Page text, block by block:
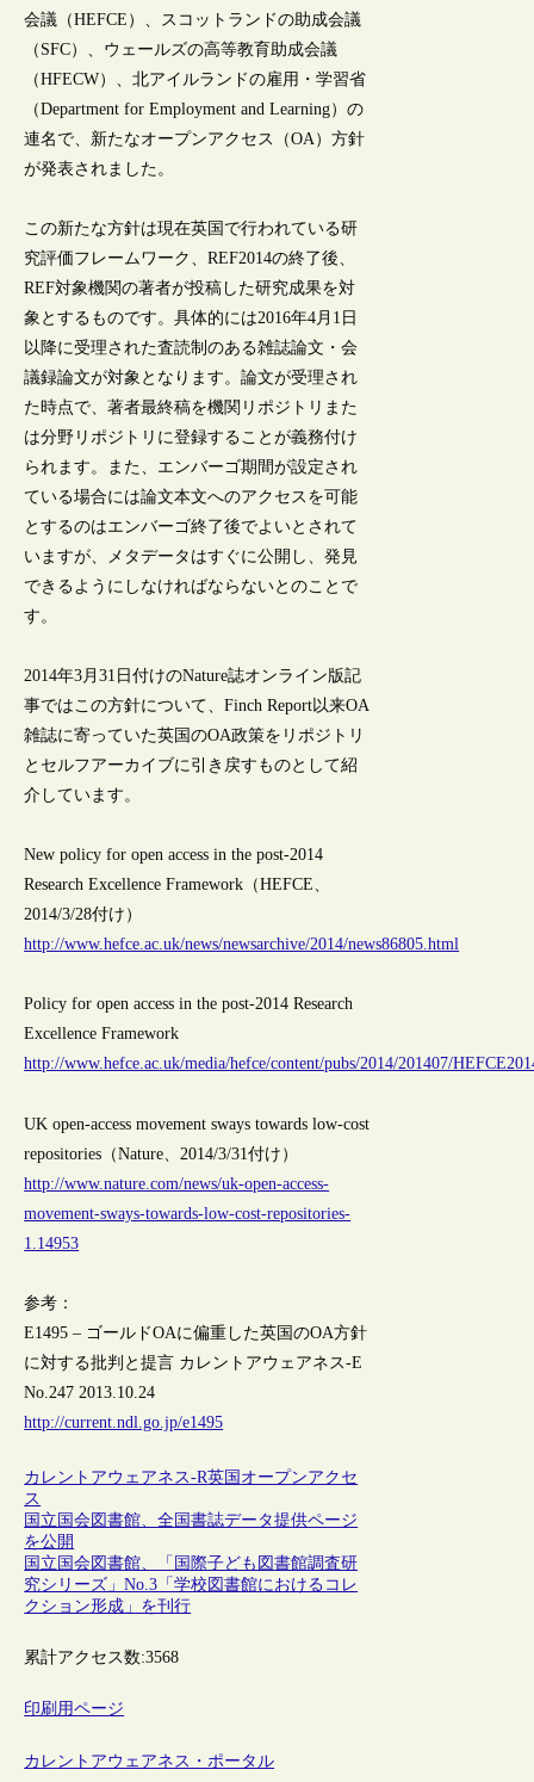
会議（HEFCE）、スコットランドの助成会議
（SFC）、ウェールズの高等教育助成会議
（HFECW）、北アイルランドの雇用・学習省
（Department for Employment and Learning）の
連名で、新たなオープンアクセス（OA）方針
が発表されました。
この新たな方針は現在英国で行われている研
究評価フレームワーク、REF2014の終了後、
REF対象機関の著者が投稿した研究成果を対
象とするものです。具体的には2016年4月1日
以降に受理された査読制のある雑誌論文・会
議録論文が対象となります。論文が受理され
た時点で、著者最終稿を機関リポジトリまた
は分野リポジトリに登録することが義務付け
られます。また、エンバーゴ期間が設定され
ている場合には論文本文へのアクセスを可能
とするのはエンバーゴ終了後でよいとされて
いますが、メタデータはすぐに公開し、発見
できるようにしなければならないとのことで
す。
2014年3月31日付けのNature誌オンライン版記
事ではこの方針について、Finch Report以来OA
雑誌に寄っていた英国のOA政策をリポジトリ
とセルフアーカイブに引き戻すものとして紹
介しています。
New policy for open access in the post-2014
Research Excellence Framework（HEFCE、
2014/3/28付け）
http://www.hefce.ac.uk/news/newsarchive/2014/news86805.html
Policy for open access in the post-2014 Research
Excellence Framework
http://www.hefce.ac.uk/media/hefce/content/pubs/2014/201407/
UK open-access movement sways towards low-cost
repositories（Nature、2014/3/31付け）
http://www.nature.com/news/uk-open-access-
movement-sways-towards-low-cost-repositories-
1.14953
参考：
E1495 – ゴールドOAに偏重した英国のOA方針
に対する批判と提言 カレントアウェアネス-E
No.247 2013.10.24
http://current.ndl.go.jp/e1495
カレントアウェアネス-R英国 オープンアクセ
ス
国立国会図書館、全国書誌データ提供ページ
を公開
国立国会図書館、「国際子ども図書館調査研
究シリーズ」No.3「学校図書館におけるコレ
クション形成」を刊行
累計アクセス数:3568
印刷用ページ
カレントアウェアネス・ポータル